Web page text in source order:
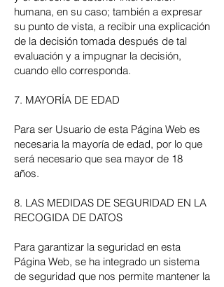
humana, en su caso; también a expresar
su punto de vista, a recibir una explicación
de la decisión tomada después de tal
evaluación y a impugnar la decisión,
cuando ello corresponda.
7. MAYORÍA DE EDAD
Para ser Usuario de esta Página Web es
necesaria la mayoría de edad, por lo que
será necesario que sea mayor de 18
años.
8. LAS MEDIDAS DE SEGURIDAD EN LA
RECOGIDA DE DATOS
Para garantizar la seguridad en esta
Página Web, se ha integrado un sistema
de seguridad que nos permite mantener la